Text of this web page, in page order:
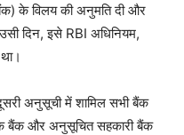
के विलय की अनुमति दी और
दिन, इसे RBI अधिनियम,
अनुसूची में शामिल सभी बैंक
बैंक और अनुसूचित सहकारी बैंक